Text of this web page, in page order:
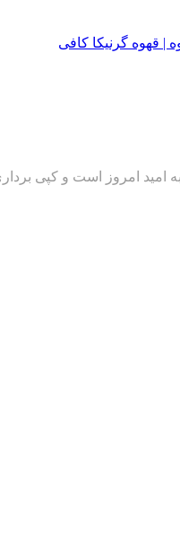
| قهوه گرنیکا کافی
امید امروز است و کپی